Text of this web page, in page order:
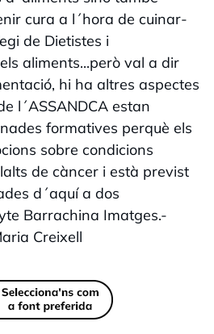
cura a l´hora de cuinar-
de Dietistes i
aliments...però val a dir
hi ha altres aspectes
l´ASSANDCA estan
formatives perquè els
sobre condicions
de càncer i està previst
d´aquí a dos
Barrachina Imatges.-
Creixell